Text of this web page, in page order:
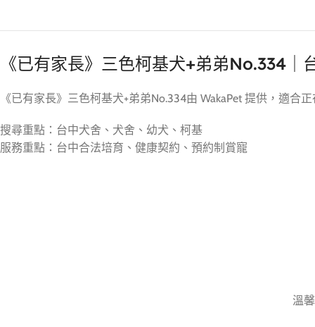
《已有家長》三色柯基犬+弟弟No.334｜
《已有家長》三色柯基犬+弟弟No.334由 WakaPet 提供，適
搜尋重點：台中犬舍、犬舍、幼犬、柯基
服務重點：台中合法培育、健康契約、預約制賞寵
溫